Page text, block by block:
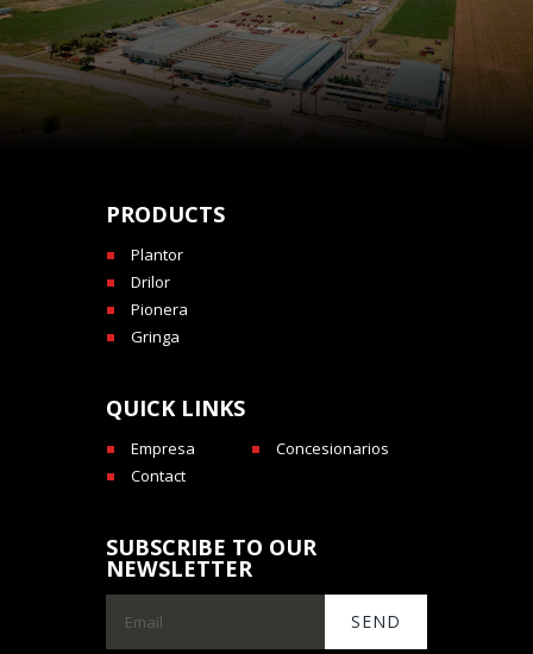
PRODUCTS
Plantor
Drilor
Pionera
Gringa
QUICK LINKS
Empresa
Concesionarios
Contact
SUBSCRIBE TO OUR
NEWSLETTER